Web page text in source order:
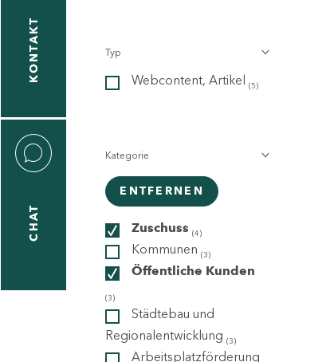
KONTAKT
CHAT
Typ
Webcontent, Artikel (5)
Kategorie
ENTFERNEN
Zuschuss (4)
Kommunen (3)
Öffentliche Kunden
(3)
Städtebau und
Regionalentwicklung (3)
Arbeitsplatzförderung